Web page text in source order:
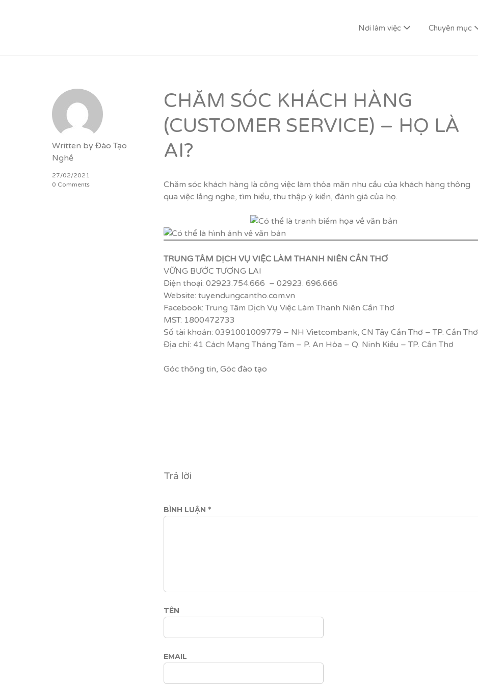
Nơi làm việc Chuyên mục
Written by Đào Tạo
Nghề
27/02/2021
0 Comments
CHĂM SÓC KHÁCH HÀNG
(CUSTOMER SERVICE) – HỌ LÀ
AI?
Chăm sóc khách hàng là công việc làm thỏa mãn nhu cầu của khách hàng thông
qua việc lắng nghe, tìm hiểu, thu thập ý kiến, đánh giá của họ.
TRUNG TÂM DỊCH VỤ VIỆC LÀM THANH NIÊN CẦN THƠ
VỮNG BƯỚC TƯƠNG LAI
Điện thoại: 02923.754.666 – 02923. 696.666
Website: tuyendungcantho.com.vn
Facebook: Trung Tâm Dịch Vụ Việc Làm Thanh Niên Cần Thơ
MST: 1800472733
Số tài khoản: 0391001009779 – NH Vietcombank, CN Tây Cần Thơ – TP. Cần Thơ
Địa chỉ: 41 Cách Mạng Tháng Tám – P. An Hòa – Q. Ninh Kiều – TP. Cần Thơ
Góc thông tin,Góc đào tạo
Trả lời
BÌNH LUẬN *
TÊN
EMAIL